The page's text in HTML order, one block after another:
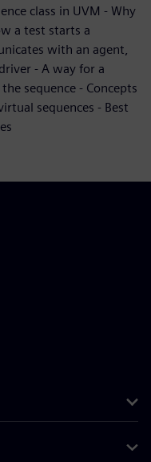
class in UVM - Why
a test starts a
with an agent,
- A way for a
sequence - Concepts
sequences - Best